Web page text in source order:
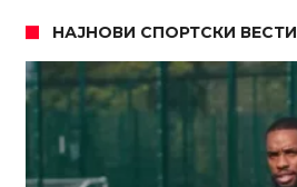
НАЈНОВИ СПОРТСКИ ВЕСТИ